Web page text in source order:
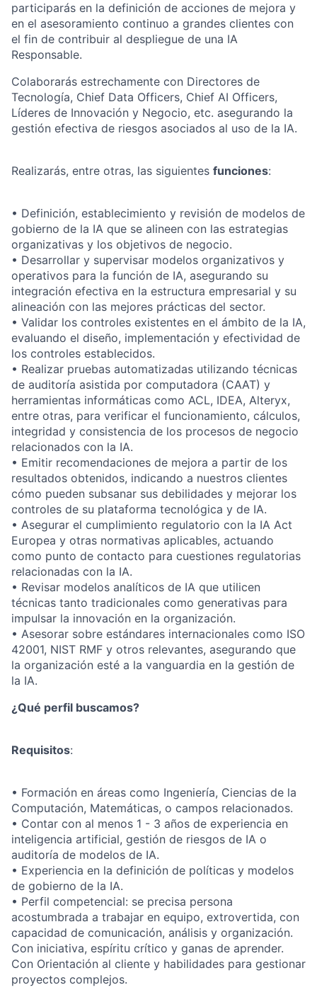
participarás en la definición de acciones de mejora y
en el asesoramiento continuo a grandes clientes con
el fin de contribuir al despliegue de una IA
Responsable.
Colaborarás estrechamente con Directores de
Tecnología, Chief Data Officers, Chief AI Officers,
Líderes de Innovación y Negocio, etc. asegurando la
gestión efectiva de riesgos asociados al uso de la IA.
Realizarás, entre otras, las siguientes funciones:
• Definición, establecimiento y revisión de modelos de
gobierno de la IA que se alineen con las estrategias
organizativas y los objetivos de negocio.
• Desarrollar y supervisar modelos organizativos y
operativos para la función de IA, asegurando su
integración efectiva en la estructura empresarial y su
alineación con las mejores prácticas del sector.
• Validar los controles existentes en el ámbito de la IA,
evaluando el diseño, implementación y efectividad de
los controles establecidos.
• Realizar pruebas automatizadas utilizando técnicas
de auditoría asistida por computadora (CAAT) y
herramientas informáticas como ACL, IDEA, Alteryx,
entre otras, para verificar el funcionamiento, cálculos,
integridad y consistencia de los procesos de negocio
relacionados con la IA.
• Emitir recomendaciones de mejora a partir de los
resultados obtenidos, indicando a nuestros clientes
cómo pueden subsanar sus debilidades y mejorar los
controles de su plataforma tecnológica y de IA.
• Asegurar el cumplimiento regulatorio con la IA Act
Europea y otras normativas aplicables, actuando
como punto de contacto para cuestiones regulatorias
relacionadas con la IA.
• Revisar modelos analíticos de IA que utilicen
técnicas tanto tradicionales como generativas para
impulsar la innovación en la organización.
• Asesorar sobre estándares internacionales como ISO
42001, NIST RMF y otros relevantes, asegurando que
la organización esté a la vanguardia en la gestión de
la IA.
¿Qué perfil buscamos?
Requisitos:
• Formación en áreas como Ingeniería, Ciencias de la
Computación, Matemáticas, o campos relacionados.
• Contar con al menos 1 - 3 años de experiencia en
inteligencia artificial, gestión de riesgos de IA o
auditoría de modelos de IA.
• Experiencia en la definición de políticas y modelos
de gobierno de la IA.
• Perfil competencial: se precisa persona
acostumbrada a trabajar en equipo, extrovertida, con
capacidad de comunicación, análisis y organización.
Con iniciativa, espíritu crítico y ganas de aprender.
Con Orientación al cliente y habilidades para gestionar
proyectos complejos.